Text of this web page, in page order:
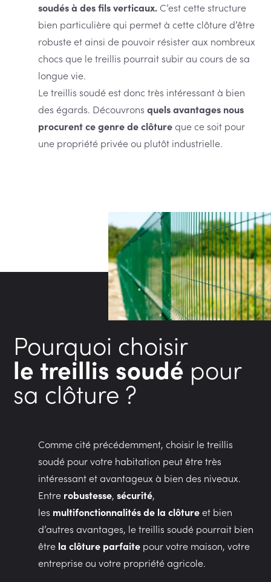
soudés à des fils verticaux.C’est cette structure
bien particulière qui permet à cette clôture d’être
robuste et ainsi de pouvoir résister aux nombreux
chocs que le treillis pourrait subir au cours de sa
longue vie.
Le treillis soudé est donc très intéressant à bien
des égards. Découvrons quels avantages nous
procurent ce genre de clôtureque ce soit pour
une propriété privée ou plutôt industrielle.
Pourquoi choisir
le treillis soudé pour
sa clôture ?
Comme cité précédemment, choisir le treillis
soudé pour votre habitation peut être très
intéressant et avantageux à bien des niveaux.
Entre robustesse, sécurité,
les multifonctionnalités de la clôtureet bien
d’autres avantages, le treillis soudé pourrait bien
êtrela clôture parfaite pour votre maison, votre
entreprise ou votre propriété agricole.